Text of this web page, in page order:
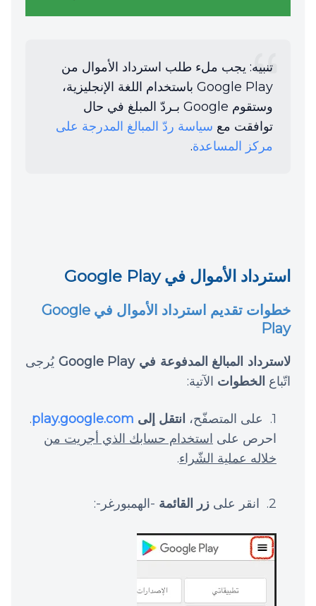
تنبيه: يجب ملء طلب استرداد الأموال من
Google Play باستخدام اللغة الإنجليزية،
وستقوم Google بـردّ المبلغ في حال
توافقت مع سياسة ردّ المبالغ المدرجة على
مركز المساعدة.
استرداد الأموال في Google Play
خطوات تقديم استرداد الأموال في Google
Play
لاسترداد المبالغ المدفوعة في Google Play
يُرجى
اتّباع الخطوات الآتية:
على المتصفّح، انتقل إلى play.google.com
.
احرص على استخدام حسابك الذي أجريت من
خلاله عملية الشّراء.
انقر على زر القائمة -الهمبورغر-: